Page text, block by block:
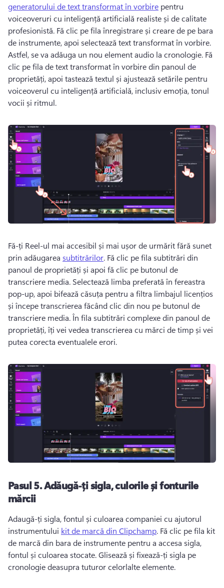
generatorului de text transformat în vorbire pentru
voiceoveruri cu inteligență artificială realiste și de calitate
profesionistă. Fă clic pe fila înregistrare și creare de pe bara
Astfel, se va adăuga un nou element audio la cronologie. Fă
clic pe fila de text transformat în vorbire din panoul de
proprietăți, apoi tastează textul și ajustează setările pentru
voiceoverul cu inteligență artificială, inclusiv emoția, tonul
vocii și ritmul.
Fă-ți Reel-ul mai accesibil și mai ușor de urmărit fără sunet
prin adăugarea subtitrărilor.
panoul de proprietăți și apoi fă clic pe butonul de
transcriere media. Selectează limba preferată în fereastra
pop-up, apoi bifează căsuța pentru a filtra limbajul licențios
și începe transcrierea făcând clic din nou pe butonul de
transcriere media. În fila subtitrări complexe din panoul de
proprietăți, îți vei vedea transcrierea cu mărci de timp și vei
putea corecta eventualele erori.
Pasul 5.Adăugă-ți sigla, culorile și fonturile
mărcii
Adaugă-ți sigla, fontul și culoarea companiei cu ajutorul
instrumentului kit de marcă din Clipchamp. Fă clic pe fila kit
de marcă din bara de instrumente pentru a accesa sigla,
fontul și culoarea stocate. Glisează și fixează-ți sigla pe
cronologie deasupra tuturor celorlalte elemente.